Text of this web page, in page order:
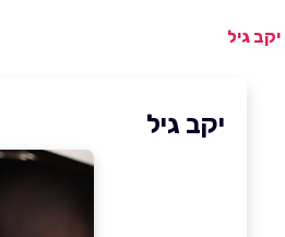
יקב גיל
יקב גיל